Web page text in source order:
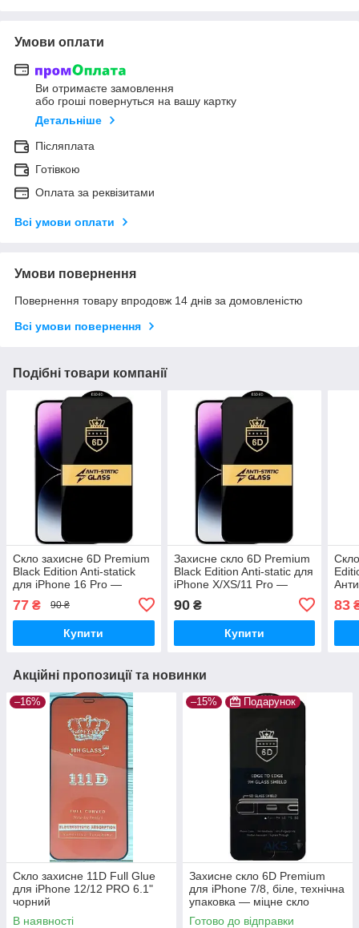
Умови оплати
Ви отримаєте замовлення
або гроші повернуться на вашу картку
Детальніше
Післяплата
Готівкою
Оплата за реквізитами
Всі умови оплати
Умови повернення
Повернення товару впродовж 14 днів за домовленістю
Всі умови повернення
Подібні товари компанії
Скло захисне 6D Premium
Black Edition Anti-statick
для iPhone 16 Pro —
чорний, повне покриття,
чорна рамка
77 ₴ 90 ₴
Купити
Захисне скло 6D Premium
Black Edition Anti-static для
iPhone X/XS/11 Pro —
рамка
90₴
Купити
83
Акційні пропозиції та новинки
–16%
Скло захисне 11D Full Glue
для iPhone 12/12 PRO 6.1"
чорний
В наявності
–15% Подарунок
Захисне скло 6D Premium
для iPhone 7/8, біле, технічна
упаковка — міцне скло
повного покриття
Готово до відправки